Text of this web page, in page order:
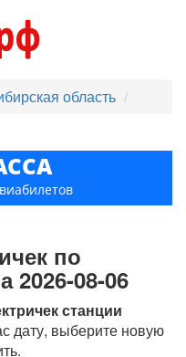
область
по
2026-08-06
станции
дату, выберите новую